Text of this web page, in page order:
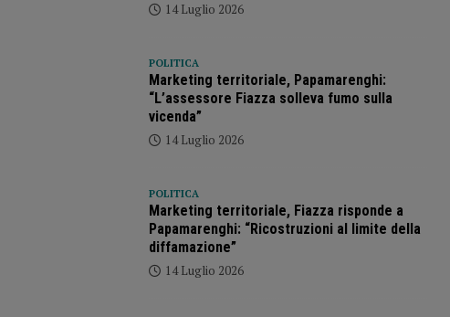
14 Luglio 2026
POLITICA
Marketing territoriale, Papamarenghi:
“L’assessore Fiazza solleva fumo sulla
vicenda”
14 Luglio 2026
POLITICA
Marketing territoriale, Fiazza risponde a
Papamarenghi: “Ricostruzioni al limite della
diffamazione”
14 Luglio 2026